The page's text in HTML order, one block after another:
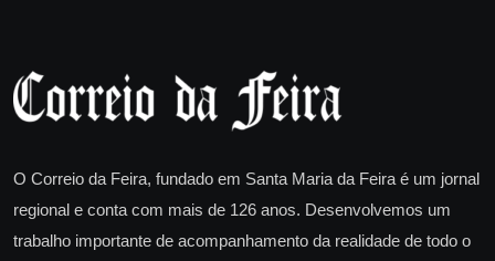
O Correio da Feira, fundado em Santa Maria da Feira é um jornal
regional e conta com mais de 126 anos. Desenvolvemos um
trabalho importante de acompanhamento da realidade de todo o